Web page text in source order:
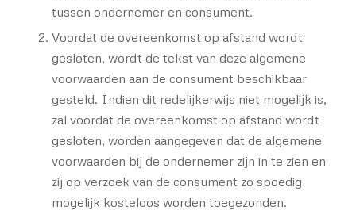
tussen ondernemer en consument.
Voordat de overeenkomst op afstand wordt
gesloten, wordt de tekst van deze algemene
voorwaarden aan de consument beschikbaar
gesteld. Indien dit redelijkerwijs niet mogelijk is,
zal voordat de overeenkomst op afstand wordt
gesloten, worden aangegeven dat de algemene
voorwaarden bij de ondernemer zijn in te zien en
zij op verzoek van de consument zo spoedig
mogelijk kosteloos worden toegezonden.